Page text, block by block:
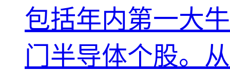
包括年内第一大
门半导体个股。